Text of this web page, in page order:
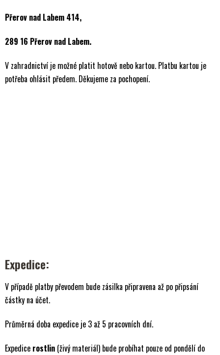
Přerov nad Labem 414,
289 16 Přerov nad Labem.
V zahradnictví je možné platit hotově nebo kartou. Platbu kartou je
potřeba ohlásit předem. Děkujeme za pochopení.
Expedice:
V případě platby převodem bude zásilka připravena až po připsání
částky na účet.
Průměrná doba expedice je 3 až 5 pracovních dní.
Expedice rostlin (živý materiál) bude probíhat pouze od pondělí do